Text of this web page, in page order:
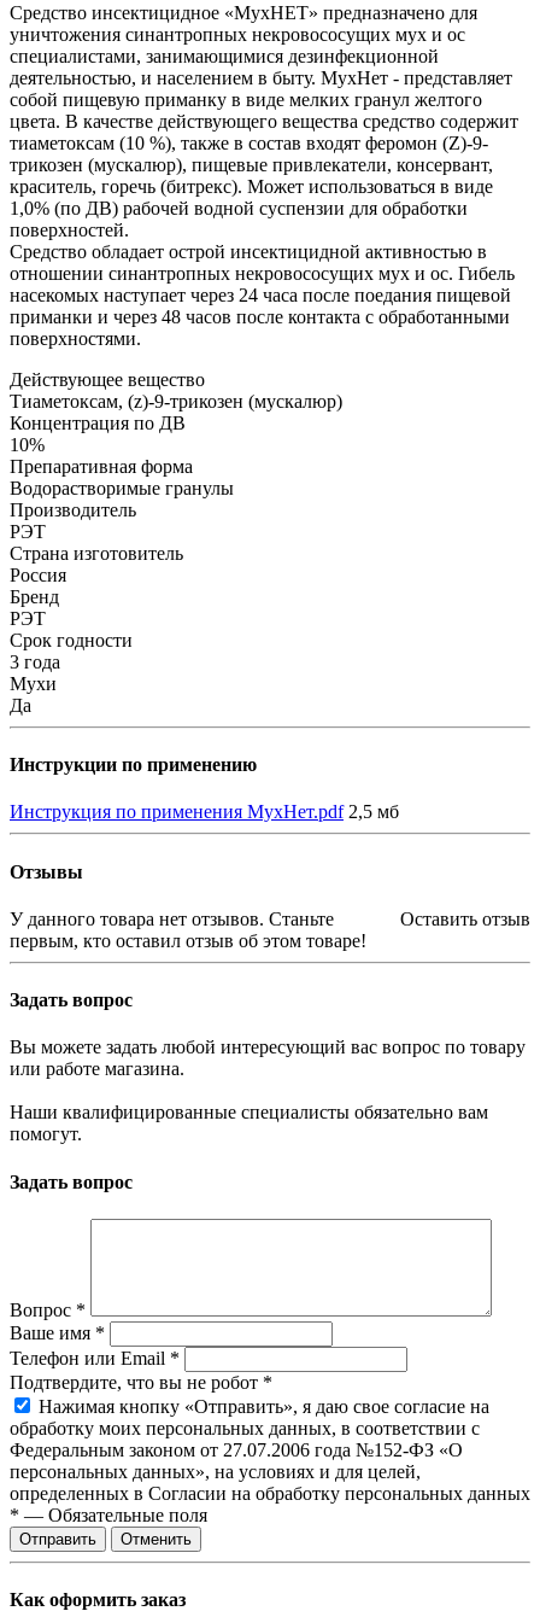
Средство инсектицидное «МухНЕТ» предназначено для
уничтожения синантропных некровососущих мух и ос
специалистами, занимающимися дезинфекционной
деятельностью, и населением в быту. МухНет - представляет
собой пищевую приманку в виде мелких гранул желтого
цвета. В качестве действующего вещества средство содержит
тиаметоксам (10 %), также в состав входят феромон (Z)-9-
трикозен (мускалюр), пищевые привлекатели, консервант,
краситель, горечь (битрекс). Может использоваться в виде
1,0% (по ДВ) рабочей водной суспензии для обработки
поверхностей.
Средство обладает острой инсектицидной активностью в
отношении синантропных некровососущих мух и ос. Гибель
насекомых наступает через 24 часа после поедания пищевой
приманки и через 48 часов после контакта с обработанными
поверхностями.
Действующее вещество
Тиаметоксам, (z)-9-трикозен (мускалюр)
Концентрация по ДВ
10%
Препаративная форма
Водорастворимые гранулы
Производитель
РЭТ
Страна изготовитель
Россия
Бренд
РЭТ
Срок годности
3 года
Мухи
Да
Инструкции по применению
Инструкция по применения МухНет.pdf 2,5 мб
Отзывы
Оставить отзыв
У данного товара нет отзывов. Станьте
первым, кто оставил отзыв об этом товаре!
Задать вопрос
Вы можете задать любой интересующий вас вопрос по товару
или работе магазина.
Наши квалифицированные специалисты обязательно вам
помогут.
Задать вопрос
Вопрос *
Ваше имя *
Телефон или Email *
Подтвердите, что вы не робот *
Нажимая кнопку «Отправить», я даю свое согласие на
обработку моих персональных данных, в соответствии с
Федеральным законом от 27.07.2006 года №152-ФЗ «О
персональных данных», на условиях и для целей,
определенных в Согласии на обработку персональных данных
* — Обязательные поля
Отправить Отменить
Как оформить заказ